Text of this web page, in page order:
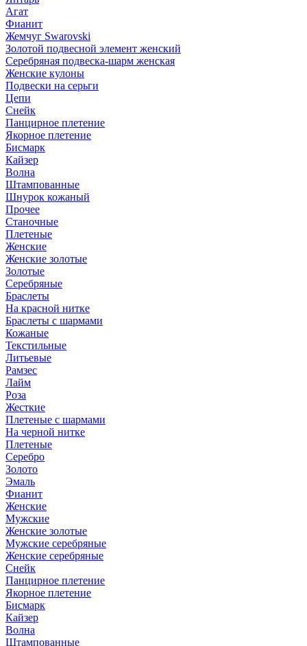
Агат
Фианит
Жемчуг Swarovski
Золотой подвесной элемент женcкий
Серебряная подвеска-шарм женская
Женские кулоны
Подвески на серьги
Цепи
Снейк
Панцирное плетение
Якорное плетение
Бисмарк
Кайзер
Волна
Штампованные
Шнурок кожаный
Прочее
Станочные
Плетеные
Женские
Женские золотые
Золотые
Серебряные
Браслеты
На красной нитке
Браслеты с шармами
Кожаные
Текстильные
Литьевые
Рамзес
Лайм
Роза
Жесткие
Плетеные с шармами
На черной нитке
Плетеные
Серебро
Золото
Эмаль
Фианит
Женские
Мужские
Женские золотые
Мужские серебряные
Женские серебряные
Снейк
Панцирное плетение
Якорное плетение
Бисмарк
Кайзер
Волна
Штампованные